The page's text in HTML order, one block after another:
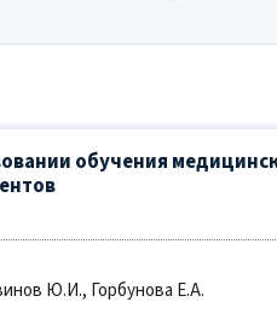
обучения
Ю.И., Горбунова Е.А.